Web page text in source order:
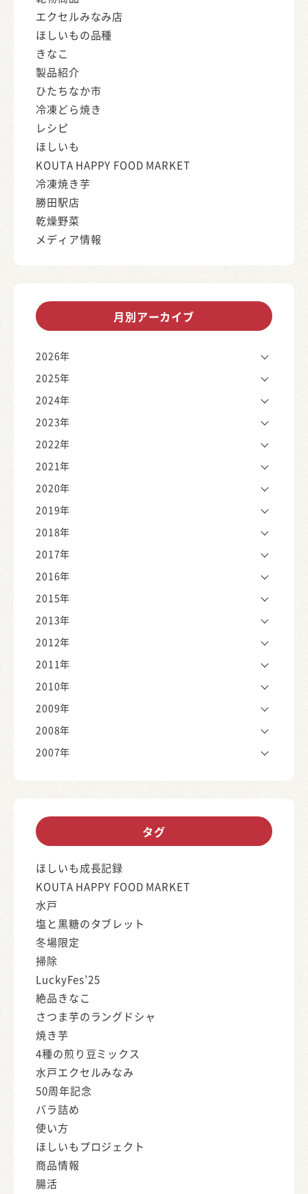
エクセルみなみ店
ほしいもの品種
きなこ
製品紹介
ひたちなか市
冷凍どら焼き
レシピ
ほしいも
KOUTA HAPPY FOOD MARKET
冷凍焼き芋
勝田駅店
乾燥野菜
メディア情報
月別アーカイブ
2026年
2025年
2024年
2023年
2022年
2021年
2020年
2019年
2018年
2017年
2016年
2015年
2013年
2012年
2011年
2010年
2009年
2008年
2007年
タグ
ほしいも成長記録
KOUTA HAPPY FOOD MARKET
水戸
塩と黒糖のタブレット
冬場限定
掃除
LuckyFes’25
絶品きなこ
さつま芋のラングドシャ
焼き芋
4種の煎り豆ミックス
水戸エクセルみなみ
50周年記念
バラ詰め
使い方
ほしいもプロジェクト
商品情報
腸活